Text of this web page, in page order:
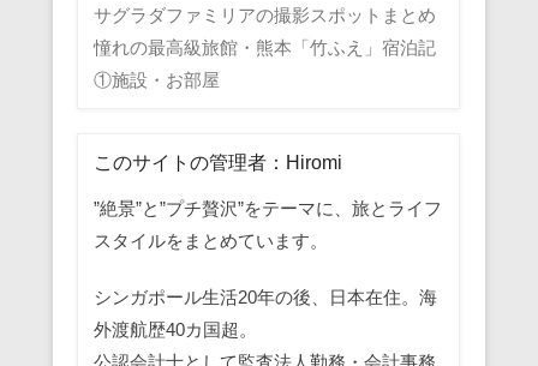
サグラダファミリアの撮影スポットまとめ
憧れの最高級旅館・熊本「竹ふえ」宿泊記
①施設・お部屋
このサイトの管理者：Hiromi
”絶景”と”プチ贅沢”をテーマに、旅とライフ
スタイルをまとめています。
シンガポール生活20年の後、日本在住。海
外渡航歴40カ国超。
公認会計士として監査法人勤務・会計事務